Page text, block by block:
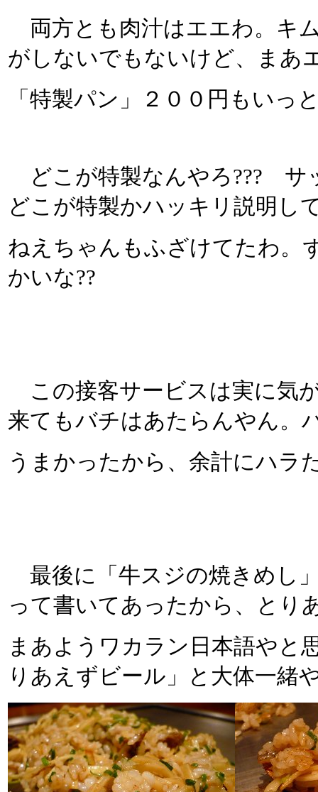
両方とも肉汁はエエわ。キ
がしないでもないけど、まあ
「特製パン」２００円もいっ
どこが特製なんやろ??? サ
どこが特製かハッキリ説明し
ねえちゃんもふざけてたわ。
かいな??
この接客サービスは実に気
来てもバチはあたらんやん。
うまかったから、余計にハラ
最後に「牛スジの焼きめし
って書いてあったから、とり
まあようワカラン日本語やと
りあえずビール」と大体一緒